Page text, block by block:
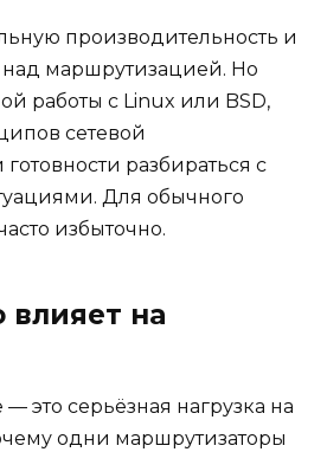
производительность и
маршрутизацией. Но
работы с Linux или BSD,
сетевой
разбираться с
Для обычного
избыточно.
влияет на
это серьёзная нагрузка на
одни маршрутизаторы